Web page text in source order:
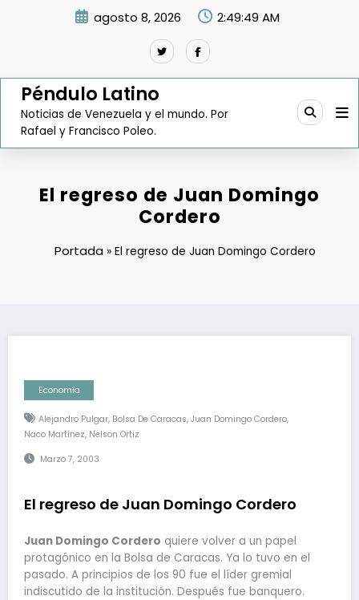
agosto 8, 2026 2:49:50 AM
Péndulo Latino
Noticias de Venezuela y el mundo. Por
Rafael y Francisco Poleo.
El regreso de Juan Domingo
Cordero
Portada» El regreso de Juan Domingo Cordero
Economía
Alejandro Pulgar, Bolsa De Caracas, Juan Domingo Cordero,
Naco Martínez, Nelson Ortiz
Marzo 7, 2003
El regreso de Juan Domingo Cordero
Juan Domingo Cordero quiere volver a un papel
protagónico en la Bolsa de Caracas. Ya lo tuvo en el
pasado. A principios de los 90 fue el líder gremial
indiscutido de la institución. Después fue banquero.